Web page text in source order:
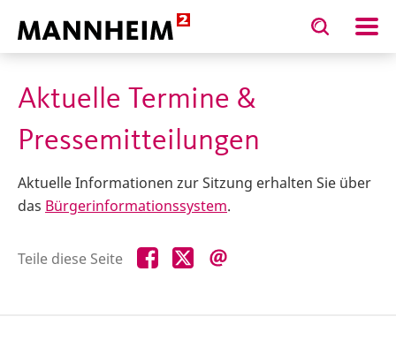
Toggle
search
input
Toggle
search
input
Aktuelle Termine &
Pressemitteilungen
Aktuelle Informationen zur Sitzung erhalten Sie über
das Bürgerinformationssystem.
Teile diese Seite Teile
diese
Teile
diese